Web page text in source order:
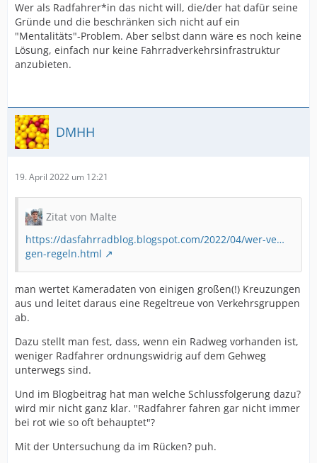
Wer als Radfahrer*in das nicht will, die/der hat dafür seine
Gründe und die beschränken sich nicht auf ein
"Mentalitäts"-Problem. Aber selbst dann wäre es noch keine
Lösung, einfach nur keine Fahrradverkehrsinfrastruktur
anzubieten.
DMHH
19. April 2022 um 12:21
Zitat von Malte
https://dasfahrradblog.blogspot.com/2022/04/wer-ve…
gen-regeln.html
man wertet Kameradaten von einigen großen(!) Kreuzungen
aus und leitet daraus eine Regeltreue von Verkehrsgruppen
ab.
Dazu stellt man fest, dass, wenn ein Radweg vorhanden ist,
weniger Radfahrer ordnungswidrig auf dem Gehweg
unterwegs sind.
Und im Blogbeitrag hat man welche Schlussfolgerung dazu?
wird mir nicht ganz klar. "Radfahrer fahren gar nicht immer
bei rot wie so oft behauptet"?
Mit der Untersuchung da im Rücken? puh.